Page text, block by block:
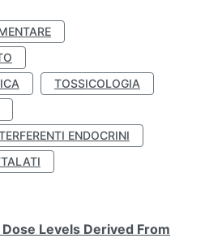
TOSSICOLOGIA
ENDOCRINI
Levels Derived From